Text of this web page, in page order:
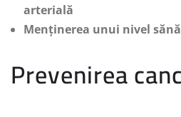
arterială
Menținerea unui nivel
Prevenirea